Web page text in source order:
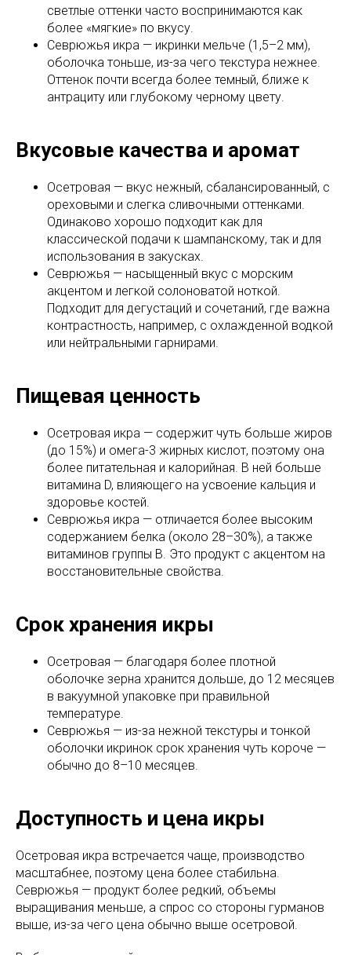
светлые оттенки часто воспринимаются как
более «мягкие» по вкусу.
Севрюжья икра — икринки мельче (1,5–2 мм),
оболочка тоньше, из-за чего текстура нежнее.
Оттенок почти всегда более темный, ближе к
антрациту или глубокому черному цвету.
Вкусовые качества и аромат
Осетровая — вкус нежный, сбалансированный, с
ореховыми и слегка сливочными оттенками.
Одинаково хорошо подходит как для
классической подачи к шампанскому, так и для
использования в закусках.
Севрюжья — насыщенный вкус с морским
акцентом и легкой солоноватой ноткой.
Подходит для дегустаций и сочетаний, где важна
контрастность, например, с охлажденной водкой
или нейтральными гарнирами.
Пищевая ценность
Осетровая икра — содержит чуть больше жиров
(до 15%) и омега-3 жирных кислот, поэтому она
более питательная и калорийная. В ней больше
витамина D, влияющего на усвоение кальция и
здоровье костей.
Севрюжья икра — отличается более высоким
содержанием белка (около 28–30%), а также
витаминов группы B. Это продукт с акцентом на
восстановительные свойства.
Срок хранения икры
Осетровая — благодаря более плотной
оболочке зерна хранится дольше, до 12 месяцев
в вакуумной упаковке при правильной
температуре.
Севрюжья — из-за нежной текстуры и тонкой
оболочки икринок срок хранения чуть короче —
обычно до 8–10 месяцев.
Доступность и цена икры
Осетровая икра встречается чаще, производство
масштабнее, поэтому цена более стабильна.
Севрюжья — продукт более редкий, объемы
выращивания меньше, а спрос со стороны гурманов
выше, из-за чего цена обычно выше осетровой.